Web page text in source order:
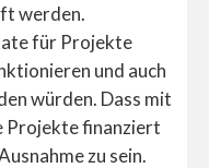
werden.
für Projekte
und auch
würden. Dass mit
Projekte finanziert
zu sein.